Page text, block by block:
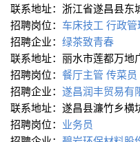
联系地址：浙江省遂昌县东
招聘岗位： 车床技工 行政管
招聘企业： 绿茶致青春
联系地址：丽水市莲都万地
招聘岗位： 餐厅主管 传菜员
招聘企业： 遂昌润丰贸易有
联系地址：遂昌县濂竹乡横
招聘岗位： 业务员